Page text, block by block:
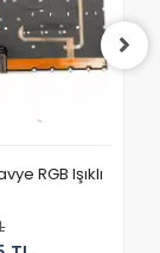
RGB Işıklı